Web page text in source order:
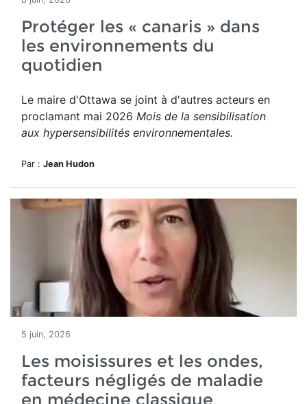
Protéger les « canaris » dans
les environnements du
quotidien
Le maire d'Ottawa se joint à d'autres acteurs en
proclamant mai 2026 Mois de la sensibilisation
aux hypersensibilités environnementales.
Par : Jean Hudon
5 juin, 2026
Les moisissures et les ondes,
facteurs négligés de maladie
en médecine classique